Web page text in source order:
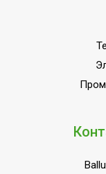
Ballu